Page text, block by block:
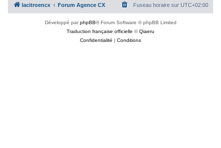
lacitroencx Forum Agence CX Fuseau horaire sur UTC+02:00
Développé parphpBB® Forum Software © phpBB Limited
Traduction française officielle ©Qiaeru
Confidentialité | Conditions